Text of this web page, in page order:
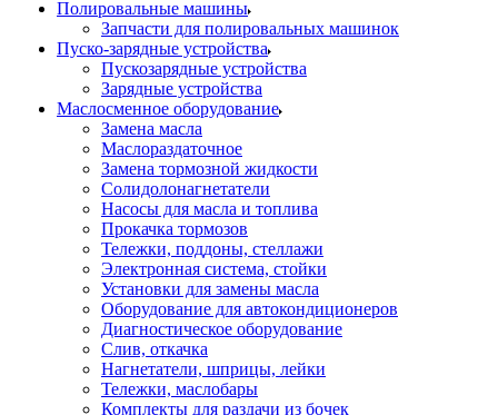
Полировальные машины
Запчасти для полировальных машинок
Пуско-зарядные устройства
Пускозарядные устройства
Зарядные устройства
Маслосменное оборудование
Замена масла
Маслораздаточное
Замена тормозной жидкости
Солидолонагнетатели
Насосы для масла и топлива
Прокачка тормозов
Тележки, поддоны, стеллажи
Электронная система, стойки
Установки для замены масла
Оборудование для автокондиционеров
Диагностическое оборудование
Слив, откачка
Нагнетатели, шприцы, лейки
Тележки, маслобары
Комплекты для раздачи из бочек